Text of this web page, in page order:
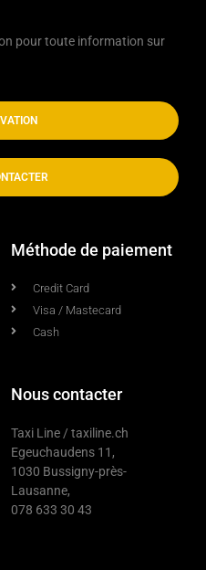
pour toute information sur
Méthode de paiement
Credit Card
Visa / Mastecard
Cash
Nous contacter
Taxi Line / taxiline.ch
Egeuchaudens 11,
1030 Bussigny-près-
Lausanne,
078 633 30 43